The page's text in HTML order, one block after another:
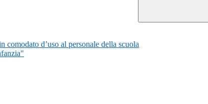
d’uso al personale della scuola